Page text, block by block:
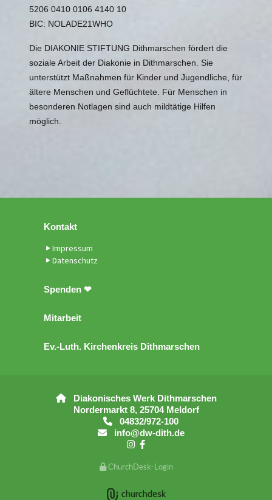
5206 0410 0106 4140 10
BIC: NOLADE21WHO
Die DIAKONIE STIFTUNG Dithmarschen fördert die
soziale Arbeit der Diakonie in Dithmarschen. Sie
unterstützt Maßnahmen für Kinder und Jugendliche, für
ältere Menschen und Geflüchtete. Für Menschen in
besonderen Notlagen sind auch mildtätige Hilfen
möglich.
Kontakt
Impressum
Datenschutz
Spenden ❤
Mitarbeit
Ev.-Luth. Kirchenkreis Dithmarschen
Diakonisches Werk Dithmarschen
Nordermarkt 8, 25704 Meldorf
 04832/972-100
info@dw-dith.de
 
ChurchDesk-Login